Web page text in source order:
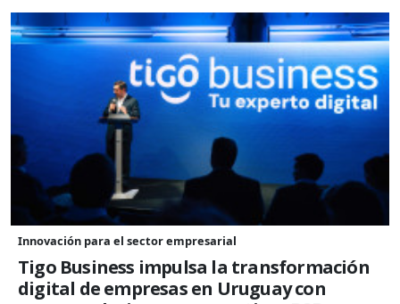
Innovación para el sector empresarial
Tigo Business impulsa la transformación
digital de empresas en Uruguay con